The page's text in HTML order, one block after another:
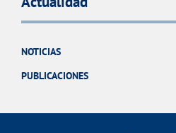
NOTICIAS
PUBLICACIONES